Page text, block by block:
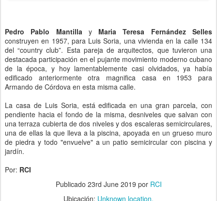
Pedro Pablo Mantillay Maria Teresa Fernández Selles
construyen en 1957, para Luis Soria, una vivienda en la calle 134
del “country club”. Esta pareja de arquitectos, que tuvieron una
destacada participación en el pujante movimiento moderno cubano
de la época, y hoy lamentablemente casi olvidados, ya había
edificado anteriormente otra magnifica casa en 1953 para
Armando de Córdova en esta misma calle.
La casa de Luis Soria, está edificada en una gran parcela, con
pendiente hacia el fondo de la misma, desniveles que salvan con
una terraza cubierta de dos niveles y dos escaleras semicirculares,
una de ellas la que lleva a la piscina, apoyada en un grueso muro
de piedra y todo "envuelve" a un patio semicircular con piscina y
jardín.
Por: RCI
Publicado 23rd June 2019 por RCI
Ubicación: Unknown location.